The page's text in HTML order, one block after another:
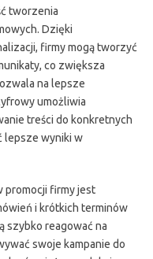
tworzenia
Dzięki
firmy mogą tworzyć
co zwiększa
na lepsze
umożliwia
treści do konkretnych
lepsze wyniki w
promocji firmy jest
i krótkich terminów
szybko reagować na
swoje kampanie do